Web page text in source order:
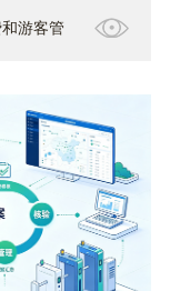
游客管